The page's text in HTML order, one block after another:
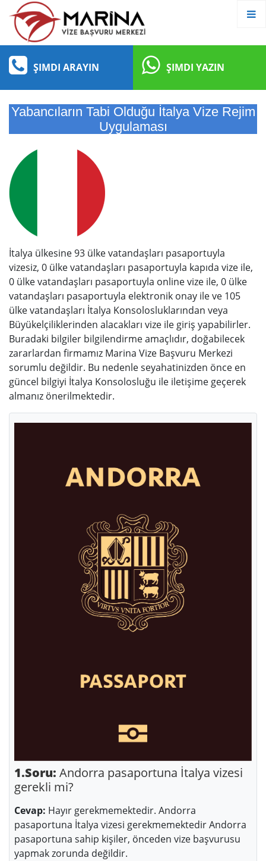
ŞIMDI ARAYIN ŞIMDI YAZIN
Yabancıların Tabi Olduğu İtalya Vize Rejim
Uygulaması
İtalya ülkesine 93 ülke vatandaşları pasaportuyla
vizesiz, 0 ülke vatandaşları pasaportuyla kapıda vize ile,
0 ülke vatandaşları pasaportuyla online vize ile, 0 ülke
vatandaşları pasaportuyla elektronik onay ile ve 105
ülke vatandaşları İtalya Konsolosluklarından veya
Büyükelçiliklerinden alacakları vize ile giriş yapabilirler.
Buradaki bilgiler bilgilendirme amaçlıdır, doğabilecek
zararlardan firmamız Marina Vize Başvuru Merkezi
sorumlu değildir. Bu nedenle seyahatinizden önce en
güncel bilgiyi İtalya Konsolosluğu ile iletişime geçerek
almanız önerilmektedir.
1.Soru: Andorra pasaportuna İtalya vizesi
gerekli mi?
Cevap: Hayır gerekmemektedir. Andorra
pasaportuna İtalya vizesi gerekmemektedir Andorra
pasaportuna sahip kişiler, önceden vize başvurusu
yapmak zorunda değildir.